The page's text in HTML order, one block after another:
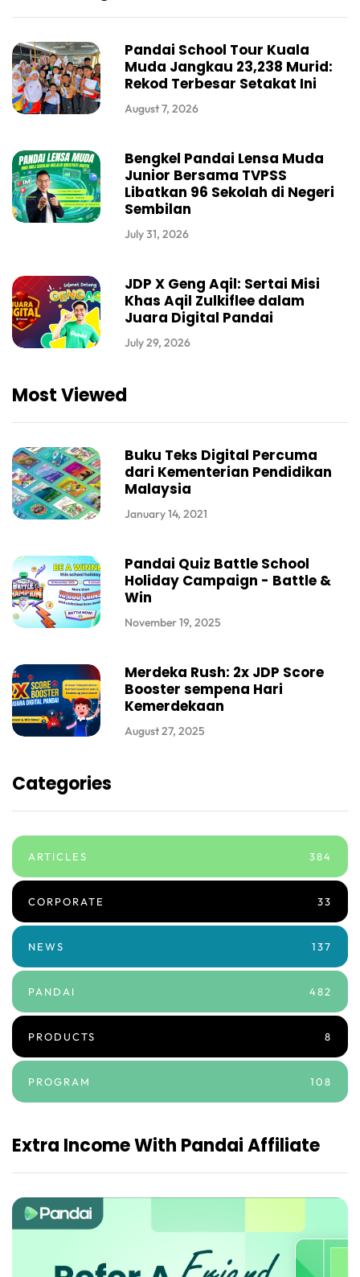
Pandai School Tour Kuala
Muda Jangkau 23,238 Murid:
Rekod Terbesar Setakat Ini
August 7, 2026
Bengkel Pandai Lensa Muda
Junior Bersama TVPSS
Libatkan 96 Sekolah di Negeri
Sembilan
July 31, 2026
JDP X Geng Aqil: Sertai Misi
Khas Aqil Zulkiflee dalam
Juara Digital Pandai
July 29, 2026
Most Viewed
Buku Teks Digital Percuma
dari Kementerian Pendidikan
Malaysia
January 14, 2021
Pandai Quiz Battle School
Holiday Campaign - Battle &
Win
November 19, 2025
Merdeka Rush: 2x JDP Score
Booster sempena Hari
Kemerdekaan
August 27, 2025
Categories
ARTICLES 384
CORPORATE 33
NEWS 137
PANDAI 482
PRODUCTS 8
PROGRAM 108
Extra Income With Pandai Affiliate